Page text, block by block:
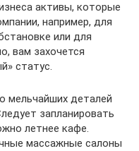
активы, которые
например, для
или для
вам захочется
статус.
мельчайших деталей
запланировать
летнее кафе.
массажные салоны